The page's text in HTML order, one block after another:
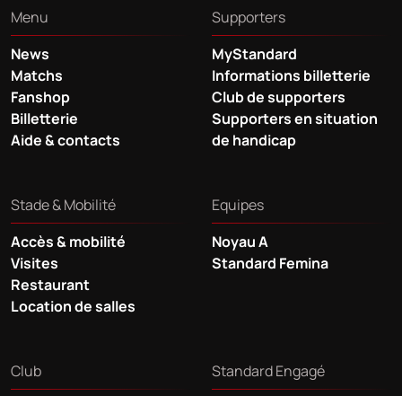
Menu
News
Matchs
Fanshop
Billetterie
Aide & contacts
Supporters
MyStandard
Informations billetterie
Club de supporters
Supporters en situation
de handicap
Stade & Mobilité
Accès & mobilité
Visites
Restaurant
Location de salles
Equipes
Noyau A
Standard Femina
Club
Standard Engagé